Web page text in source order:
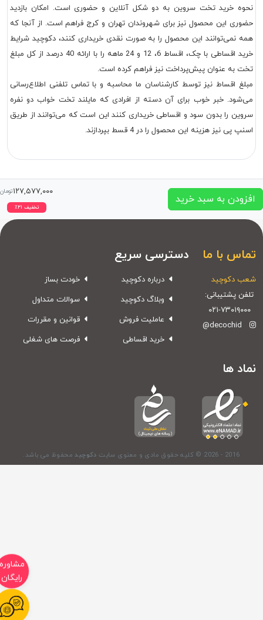
خرید تخت سروین به دو شکل آنلاین و حضوری است. امکان بازدید
این محصول نیز برای شهروندان تهران و کرج فراهم است. از آنجا که
نمی‌توانند این محصول را به صورت نقدی خریداری کنند، دکوچید شرایط
خرید اقساطی با چک، اقساط 6، 12 و 24 ماهه را با ارائه 40 درصد از کل مبلغ
به عنوان پیش‌پرداخت نیز فراهم کرده است.
اقساط نیز توسط کارشناسان ما محاسبه و با تماس تلفنی اطلاع‌رسانی
خبر خوب برای آن دسته از افرادی که مایلند تخت خواب دو نفره
را بدون سود و اقساطی خریداری کنند این است که می‌توانند از طریق
پی نیز هزینه این محصول را در 4 قسط بپردازند.
به سبد خرید
۱۲۷,۵۷۷,۰۰۰تومان
تخفیف۲۱٪
با ما
دکوچید
پشتیبانی:
۷۳۰۱۹۰۰۰
@decochid
دسترسی سریع
درباره دکوچید
وبلاگ دکوچید
عاملیت فروش
خرید اقساطی
خودت بساز
سوالات متداول
قوانین و مقررات
فرصت های شغلی
ها
© 2026 - 2016کلیه حقوق مادی و معنوی سایتدکوچیدمحفوظ می باشد.
مشاوره
رایگان